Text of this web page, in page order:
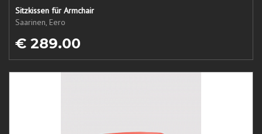
Sitzkissen für Armchair
Saarinen, Eero
€ 289.00